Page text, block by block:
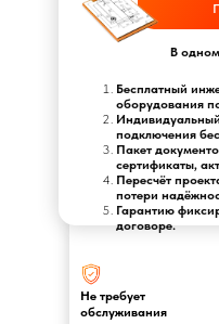
В
Бесплатный
оборудования
подключения
Пакет
сертификаты,
Пересчёт
потери
Гарантию
договоре.
Не требует
обслуживания